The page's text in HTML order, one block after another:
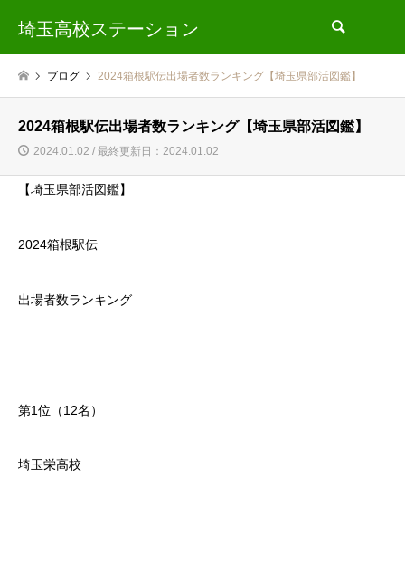
埼玉高校ステーション
ブログ 2024箱根駅伝出場者数ランキング【埼玉県部活図鑑】
2024箱根駅伝出場者数ランキング【埼玉県部活図鑑】
2024.01.02 / 最終更新日：2024.01.02
【埼玉県部活図鑑】
2024箱根駅伝
出場者数ランキング
第1位（12名）
埼玉栄高校